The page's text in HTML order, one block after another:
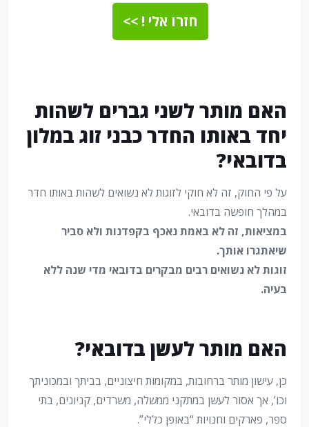
חזרו אלי ! >>
האם מותר לשני גברים לשהות
יחד באותו החדר כבני זוג במלון
בדובאי?
על פי החוק, זה לא חוקי לזוגות לא נשואים לשהות באותו חדר
במהלך חופשה בדובאי.
במציאות, זה לא באמת נאכף בקפדנות ולא סביר
שיאתגרו אותך.
זוגות לא נשואים רבים מבקרים בדובאי מדי שנה ללא
בעיה.
האם מותר לעשן בדובאי?
כן, עישון מותר ברחובות, במקומות חיצוניים, בביתך ובמכוניתך
וכו’, אך אסור לעשן במתקני ממשלה, משרדים, קניונים, בתי
ספר, פארקים וחנויות “באופן כללי”.